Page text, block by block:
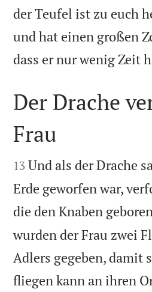
der Teufel ist zu euch
und hat einen großen
dass er nur wenig Zeit

Der Drache
Frau

13 Und als der Drache
Erde geworfen war,
die den Knaben
wurden der Frau zwei
Adlers gegeben, damit
fliegen kann an ihren